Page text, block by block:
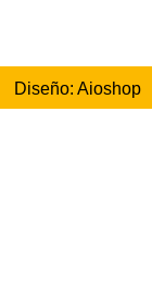
Diseño: Aioshop